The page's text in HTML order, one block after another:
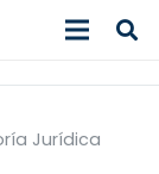
Jurídica